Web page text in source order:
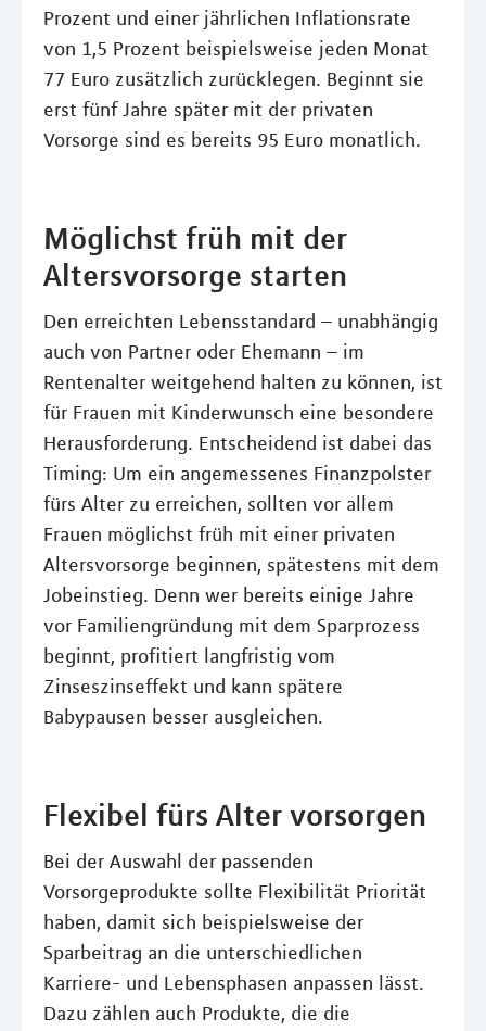
Prozent und einer jährlichen Inflationsrate
von 1,5 Prozent beispielsweise jeden Monat
77 Euro zusätzlich zurücklegen. Beginnt sie
erst fünf Jahre später mit der privaten
Vorsorge sind es bereits 95 Euro monatlich.
Möglichst früh mit der
Altersvorsorge starten
Den erreichten Lebensstandard – unabhängig
auch von Partner oder Ehemann – im
Rentenalter weitgehend halten zu können, ist
für Frauen mit Kinderwunsch eine besondere
Herausforderung. Entscheidend ist dabei das
Timing: Um ein angemessenes Finanzpolster
fürs Alter zu erreichen, sollten vor allem
Frauen möglichst früh mit einer privaten
Altersvorsorge beginnen, spätestens mit dem
Jobeinstieg. Denn wer bereits einige Jahre
vor Familiengründung mit dem Sparprozess
beginnt, profitiert langfristig vom
Zinseszinseffekt und kann spätere
Babypausen besser ausgleichen.
Flexibel fürs Alter vorsorgen
Bei der Auswahl der passenden
Vorsorgeprodukte sollte Flexibilität Priorität
haben, damit sich beispielsweise der
Sparbeitrag an die unterschiedlichen
Karriere- und Lebensphasen anpassen lässt.
Dazu zählen auch Produkte, die die